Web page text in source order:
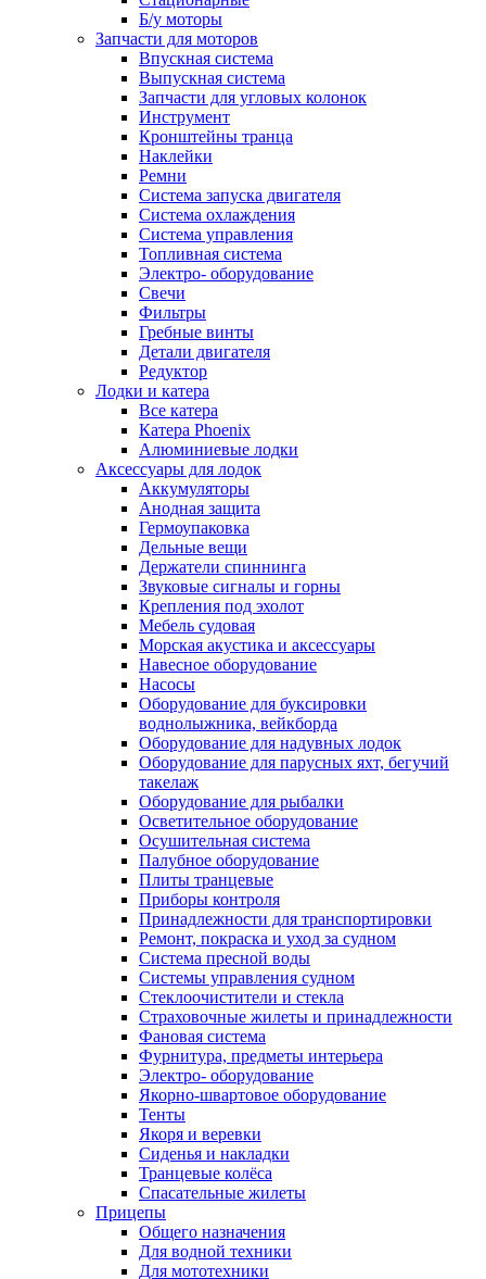
Б/у моторы
Запчасти для моторов
Впускная система
Выпускная система
Запчасти для угловых колонок
Инструмент
Кронштейны транца
Наклейки
Ремни
Система запуска двигателя
Система охлаждения
Система управления
Топливная система
Электро- оборудование
Свечи
Фильтры
Гребные винты
Детали двигателя
Редуктор
Лодки и катера
Все катера
Катера Phoenix
Алюминиевые лодки
Аксессуары для лодок
Аккумуляторы
Анодная защита
Гермоупаковка
Дельные вещи
Держатели спиннинга
Звуковые сигналы и горны
Крепления под эхолот
Мебель судовая
Морская акустика и аксессуары
Навесное оборудование
Насосы
Оборудование для буксировки
воднолыжника, вейкборда
Оборудование для надувных лодок
Оборудование для парусных яхт, бегучий
такелаж
Оборудование для рыбалки
Осветительное оборудование
Осушительная система
Палубное оборудование
Плиты транцевые
Приборы контроля
Принадлежности для транспортировки
Ремонт, покраска и уход за судном
Система пресной воды
Системы управления судном
Стеклоочистители и стекла
Страховочные жилеты и принадлежности
Фановая система
Фурнитура, предметы интерьера
Электро- оборудование
Якорно-швартовое оборудование
Тенты
Якоря и веревки
Сиденья и накладки
Транцевые колёса
Спасательные жилеты
Прицепы
Общего назначения
Для водной техники
Для мототехники